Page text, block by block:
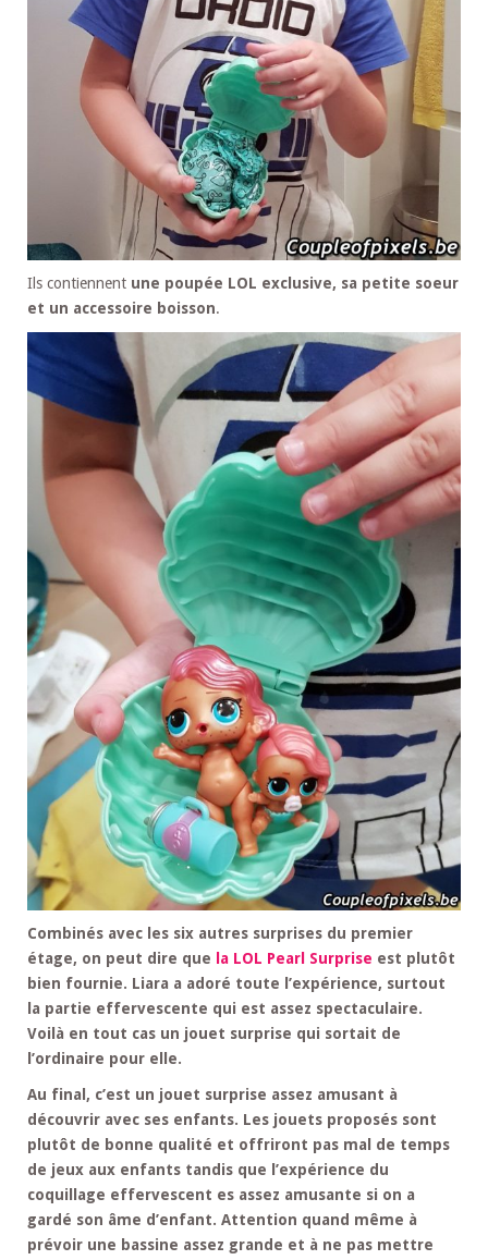
Ils contiennent une poupée LOL exclusive, sa petite soeur
et un accessoire boisson.
Combinés avec les six autres surprises du premier
étage, on peut dire que
la LOL Pearl Surprise est plutôt
bien fournie. Liara a adoré toute l’expérience, surtout
la partie effervescente qui est assez spectaculaire.
Voilà en tout cas un jouet surprise qui sortait de
l’ordinaire pour elle.
Au final, c’est un jouet surprise assez amusant à
découvrir avec ses enfants. Les jouets proposés sont
plutôt de bonne qualité et offriront pas mal de temps
de jeux aux enfants tandis que l’expérience du
coquillage effervescent es assez amusante si on a
gardé son âme d’enfant. Attention quand même à
prévoir une bassine assez grande et à ne pas mettre